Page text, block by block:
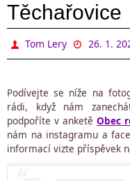
Těchařovice
Tom Lery 26. 1.
Podívejte se níže na
rádi, když nám
podpoříte v anketěObec
nám na instagramu a
informací vizte příspěvek